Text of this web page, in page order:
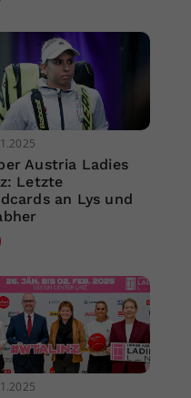
Austria Ladies
Letzte
an Lys und